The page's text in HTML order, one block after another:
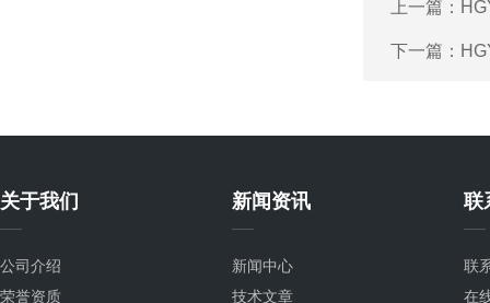
上一篇：
下一篇：
关于我们
公司介绍
荣誉资质
新闻资讯
新闻中心
技术文章
联
联
在